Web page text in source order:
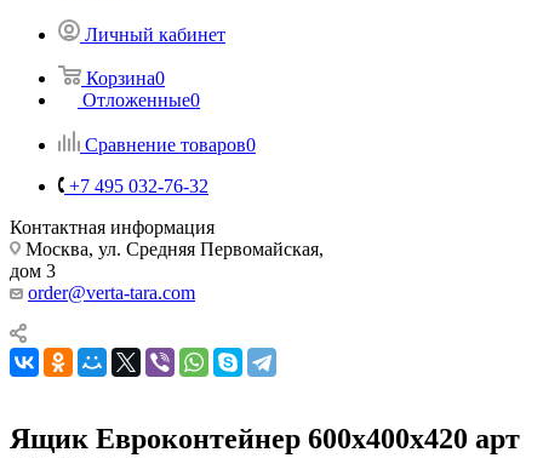
Личный кабинет
Корзина0
Отложенные0
Сравнение товаров0
+7 495 032-76-32
Контактная информация
Москва, ул. Средняя Первомайская,
дом 3
order@verta-tara.com
Ящик Евроконтейнер 600х400х420 арт